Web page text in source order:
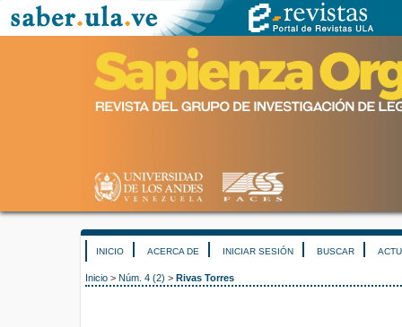
INICIO ACERCA DE INICIAR SESIÓN BUSCAR
Inicio > Núm. 4 (2) > Rivas Torres